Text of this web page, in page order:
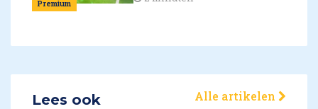
Premium
Lees ook Alle artikelen